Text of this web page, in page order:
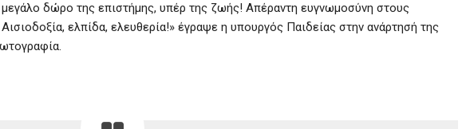
μεγάλο δώρο της επιστήμης, υπέρ της ζωής! Απέραντη ευγνωμοσύνη στους
ελπίδα, ελευθερία!» έγραψε η υπουργός Παιδείας στην ανάρτησή της